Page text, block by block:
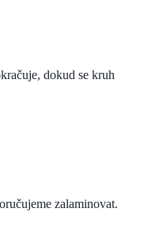
dokud se kruh
zalaminovat.